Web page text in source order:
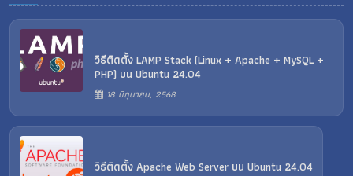
วิธีติดตั้ง LAMP Stack (Linux + Apache + MySQL +
PHP) บน Ubuntu 24.04
18 มิถุนายน, 2568
วิธีติดตั้ง Apache Web Server บน Ubuntu 24.04